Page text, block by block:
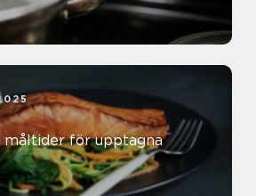
måltider för upptagna